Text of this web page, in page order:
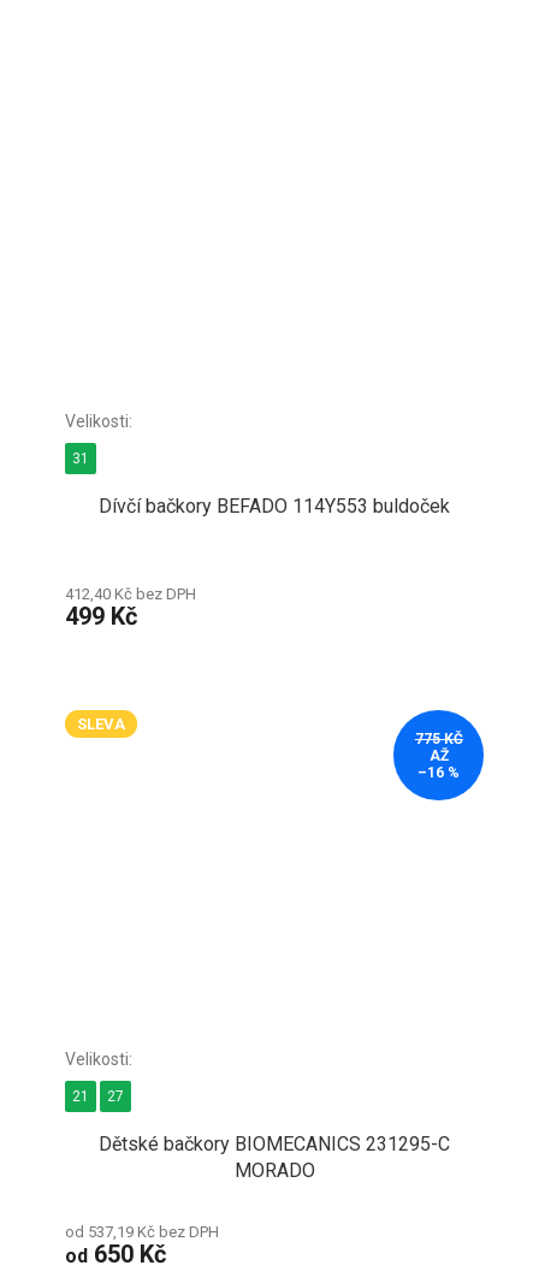
Dívčí bačkory BEFADO 114Y553 buldoček
412,40 Kč bez DPH
499 Kč
31
SLEVA
775 KČ
AŽ
–16 %
Dětské bačkory BIOMECANICS 231295-C
MORADO
od 537,19 Kč bez DPH
od 650 Kč
21 27